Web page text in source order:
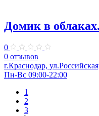
Домик в
0
0 отзывов
г.Краснодар,
Пн-Вс 09:00-22:00
1
2
3